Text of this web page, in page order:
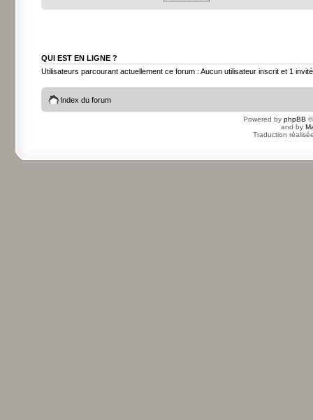
QUI EST EN LIGNE ?
Utilisateurs parcourant actuellement ce forum : Aucun utilisateur inscrit et 1 invité
Index du forum
Powered by phpBB
and by
Traduction